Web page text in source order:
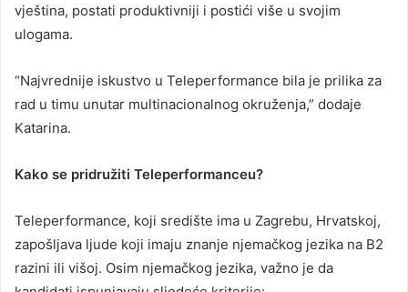
vještina, postati produktivniji i postići više u svojim
ulogama.
“Najvrednije iskustvo u Teleperformance bila je prilika za
rad u timu unutar multinacionalnog okruženja,” dodaje
Katarina.
Kako se pridružiti Teleperformanceu?
Teleperformance, koji središte ima u Zagrebu, Hrvatskoj,
zapošljava ljude koji imaju znanje njemačkog jezika na B2
razini ili višoj. Osim njemačkog jezika, važno je da